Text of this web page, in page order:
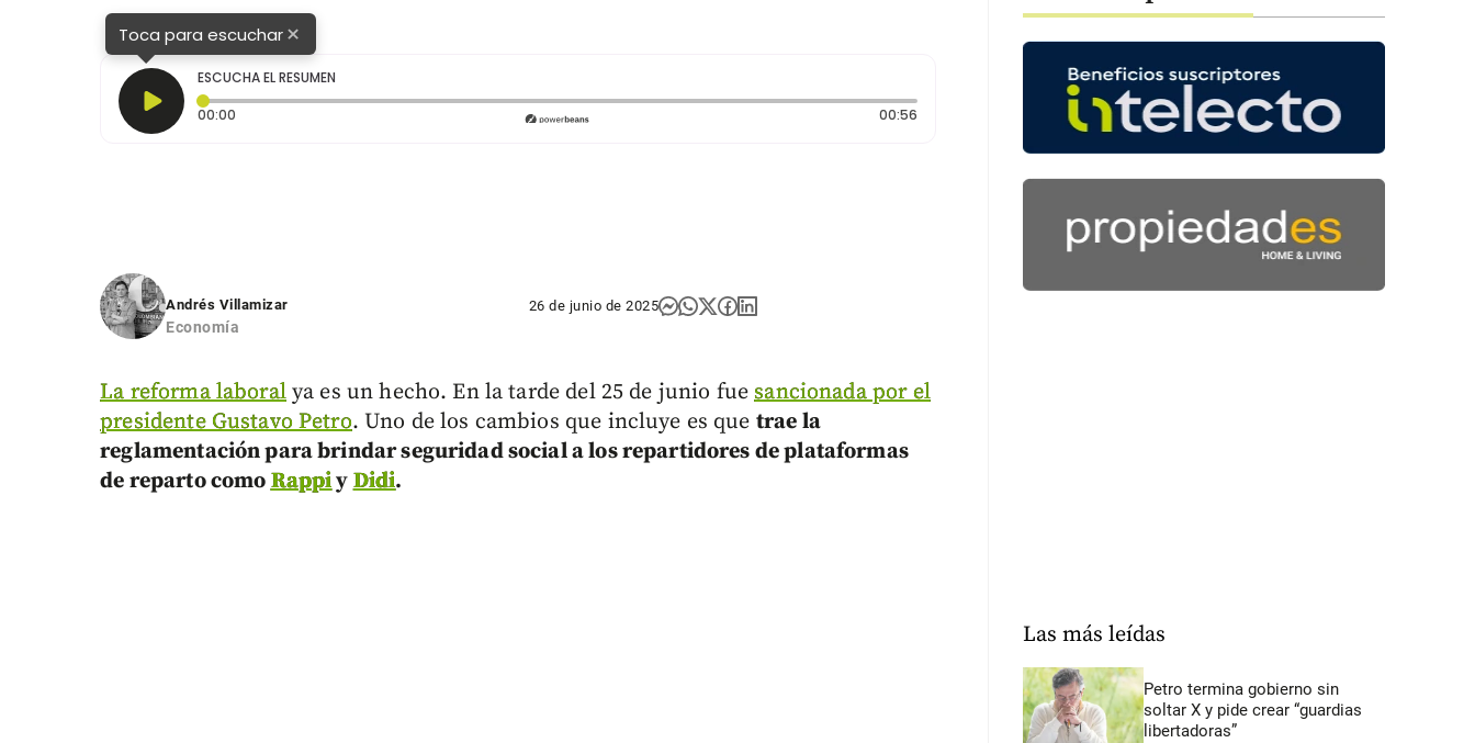
Toca para escuchar×
ESCUCHA EL RESUMEN
00:00
00:56Duración: 56 segundos
Andrés Villamizar
Economía
26 de junio de 2025
La reforma laboralya es un hecho. En la tarde del 25 de junio fuesancionada por el
presidente Gustavo Petro. Uno de los cambios que incluye es que trae la
reglamentación para brindar seguridad social a los repartidores de plataformas
de reparto comoRappiyDidi.
Las más leídas
Petro termina gobierno sin
soltar X y pide crear “guardias
libertadoras”